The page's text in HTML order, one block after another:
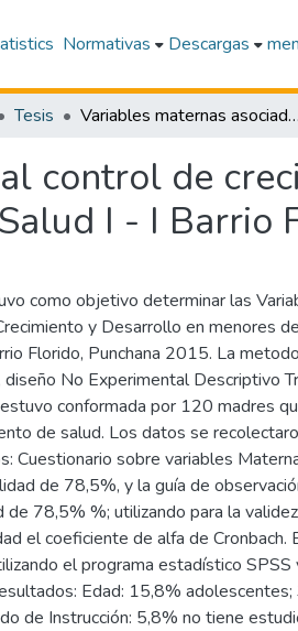
Normativas Descargas
Tesis Variables maternas asociadas al control de crecimiento y desarrollo en menores de 3 años Puesto de Salud I - I Barrio Florido, Punchana 2015
control de
I - I Barrio
como objetivo determinar las
y Desarrollo en menores
Florido, Punchana 2015. La
No Experimental Descriptivo
conformada por 120 madres
de salud. Los datos se
Cuestionario sobre variables
de 78,5%, y la guía de
de 78,5% %; utilizando para la
el coeficiente de alfa de
el programa estadístico
Edad: 15,8%
de Instrucción: 5,8% no tiene